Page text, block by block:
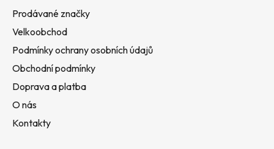
Prodávané značky
Velkoobchod
Podmínky ochrany osobních údajů
Obchodní podmínky
Doprava a platba
O nás
Kontakty